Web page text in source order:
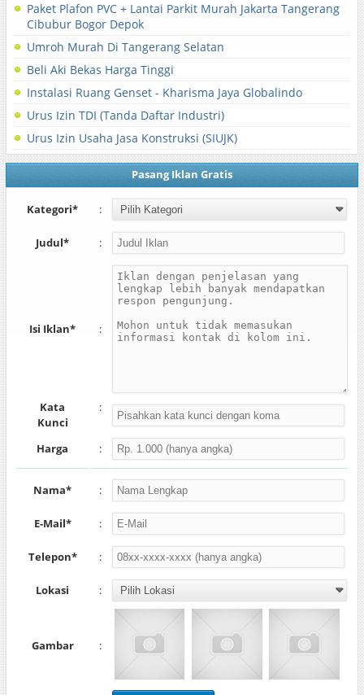
Paket Plafon PVC + Lantai Parkit Murah Jakarta Tangerang
Cibubur Bogor Depok
Umroh Murah Di Tangerang Selatan
Beli Aki Bekas Harga Tinggi
Instalasi Ruang Genset - Kharisma Jaya Globalindo
Urus Izin TDI (Tanda Daftar Industri)
Urus Izin Usaha Jasa Konstruksi (SIUJK)
Pasang Iklan Gratis
Kategori* :
Judul* :
Isi Iklan* :
Kata
Kunci
:
Harga :
Nama* :
E-Mail* :
Telepon* :
Lokasi :
Gambar :